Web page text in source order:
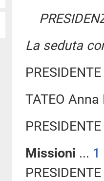
La seduta
TATEO
Missioni ... 1